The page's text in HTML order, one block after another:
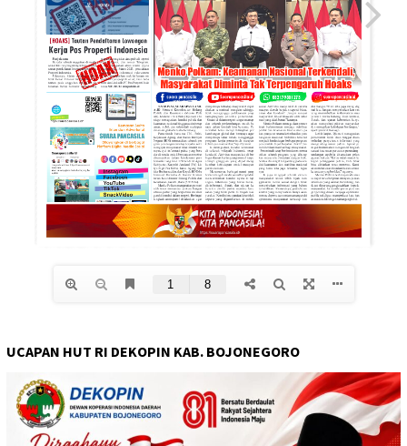
UCAPAN HUT RI DEKOPIN KAB. BOJONEGORO